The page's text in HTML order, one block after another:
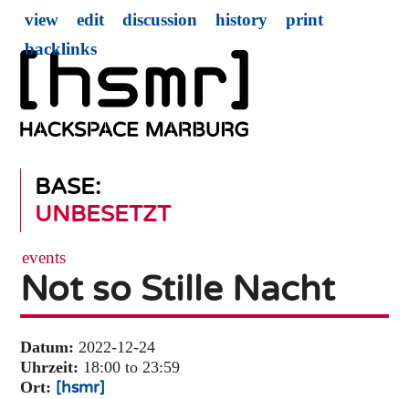
BASE:
UNBESETZT
view edit discussion history
print
backlinks
events
Not so Stille Nacht
Datum: 2022-12-24
Uhrzeit: 18:00 to 23:59
Ort: [hsmr]